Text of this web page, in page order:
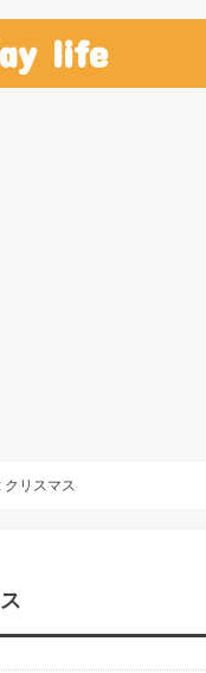
life
クリスマス